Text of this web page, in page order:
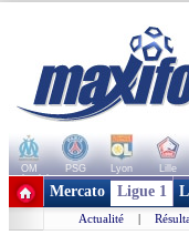
OM PSG Lyon Lille
+ de clubs
Mercato Ligue 1
Actualité |